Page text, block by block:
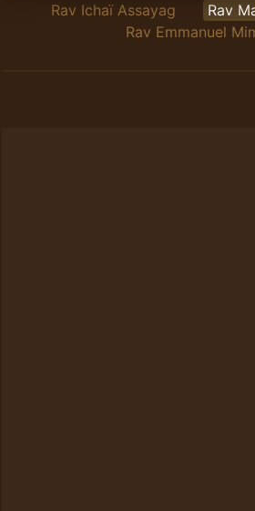
Rav Ichaï Assayag
Rav
Rav Emmanuel